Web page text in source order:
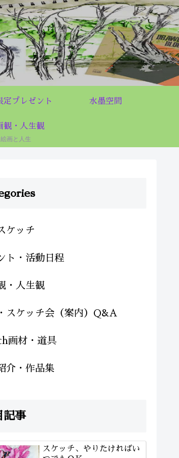
定プレゼント 水墨空間
観・人生観
絵画と人生
ケッチ
ト・活動日程
・人生観
スケッチ会（案内）Q&A
画材・道具
介・作品集
記事
スケッチ、やりたければい